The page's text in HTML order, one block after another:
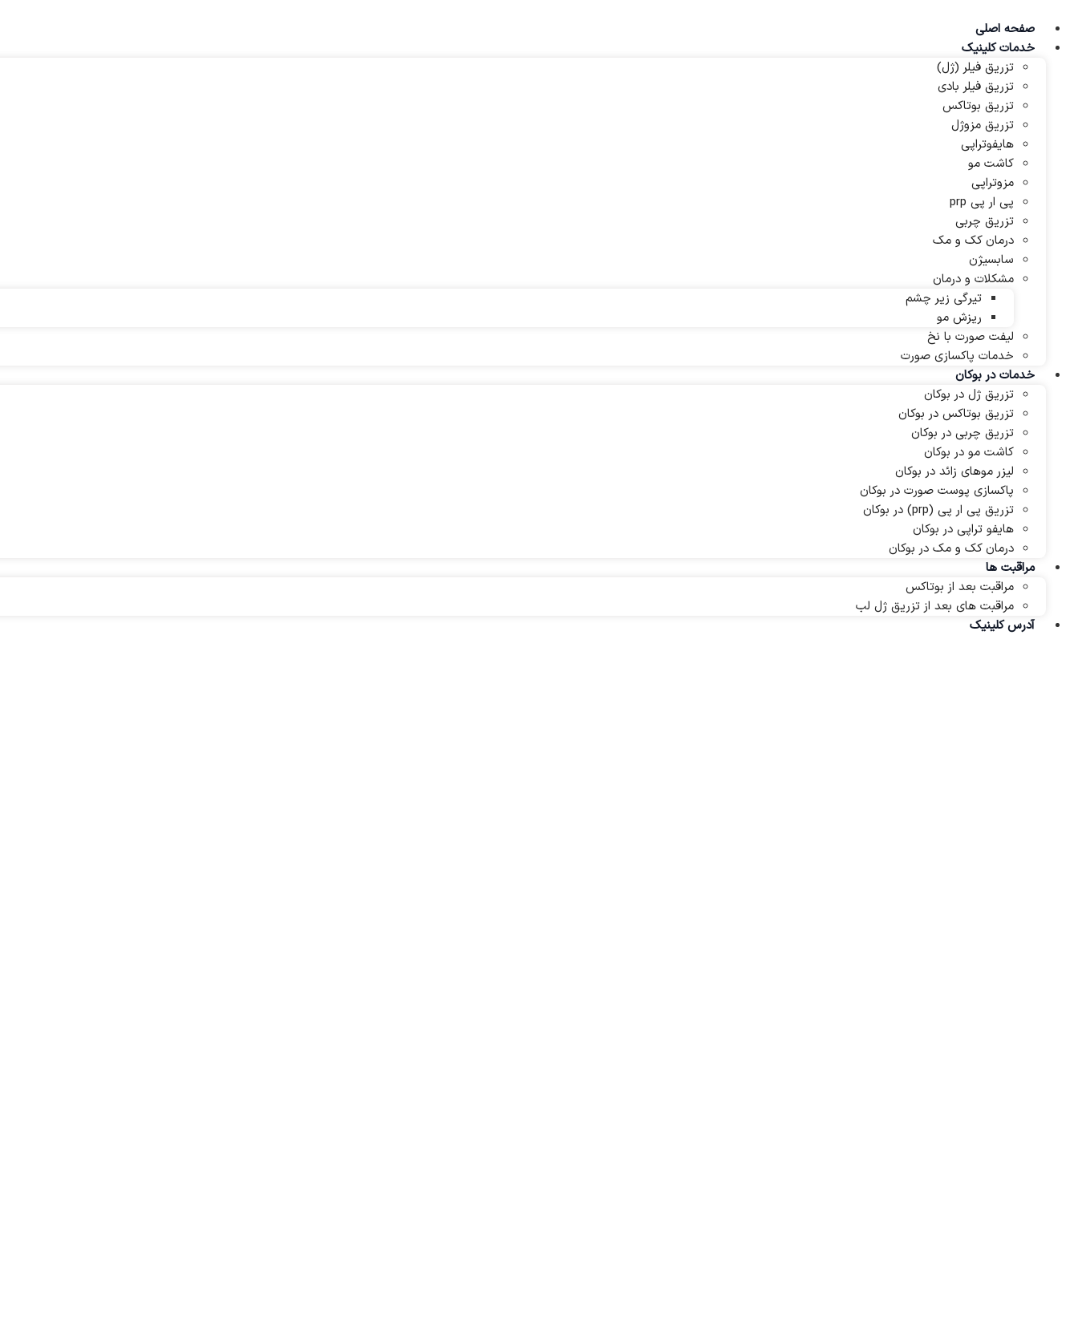
محتوا
صفحه اصلی
خدمات کلینیک
تزریق فیلر (ژل)
تزریق فیلر بادی
تزریق بوتاکس
تزریق مزوژل
هایفوتراپی
کاشت مو
مزوتراپی
پی ار پی prp
تزریق چربی
درمان کک و مک
سابسیژن
مشکلات و درمان
تیرگی زیر چشم
ریزش مو
لیفت صورت با نخ
خدمات پاکسازی صورت
خدمات در بوکان
تزریق ژل در بوکان
تزریق بوتاکس در بوکان
تزریق چربی در بوکان
کاشت مو در بوکان
لیزر موهای زائد در بوکان
پاکسازی پوست صورت در بوکان
تزریق پی ار پی (prp) در بوکان
هایفو تراپی در بوکان
درمان کک و مک در بوکان
مراقبت ها
مراقبت بعد از بوتاکس
مراقبت های بعد از تزریق ژل لب
آدرس کلینیک